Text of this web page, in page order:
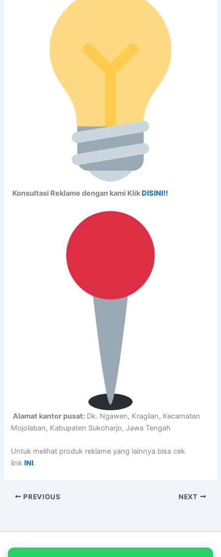
Konsultasi Reklame dengan kami Klik DISINI!!
Alamat kantor pusat: Dk. Ngawen, Kragilan, Kecamatan
Mojolaban, Kabupaten Sukoharjo, Jawa Tengah
Untuk melihat produk reklame yang lainnya bisa cek
link INI.
PREVIOUS NEXT